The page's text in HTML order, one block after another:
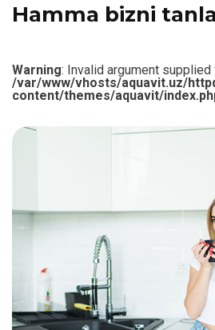
Hamma bizni tanl
Warning: Invalid argument
/var/www/vhosts/aquavit.uz/
content/themes/aquavit/